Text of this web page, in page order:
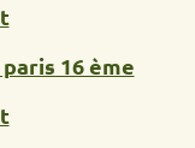
16 ème